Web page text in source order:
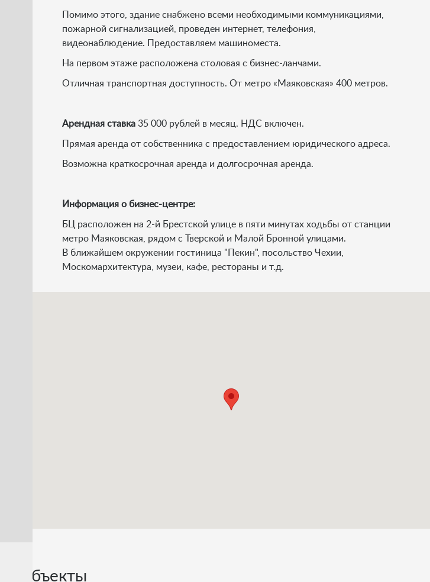
Помимо этого, здание снабжено всеми необходимыми коммуникациями,
пожарной сигнализацией, проведен интернет, телефония,
видеонаблюдение. Предоставляем машиноместа.
На первом этаже расположена столовая с бизнес-ланчами.
Отличная транспортная доступность. От метро «Маяковская» 400 метров.
Арендная ставка 35 000 рублей в месяц. НДС включен.
Прямая аренда от собственника с предоставлением юридического адреса.
Возможна краткосрочная аренда и долгосрочная аренда.
Информация о бизнес-центре:
БЦ расположен на 2-й Брестской улице в пяти минутах ходьбы от станции
метро Маяковская, рядом с Тверской и Малой Бронной улицами.
В ближайшем окружении гостиница "Пекин", посольство Чехии,
Москомархитектура, музеи, кафе, рестораны и т.д.
объекты